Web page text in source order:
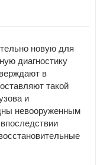
новую для
диагностику
в
такой
и
невооруженным